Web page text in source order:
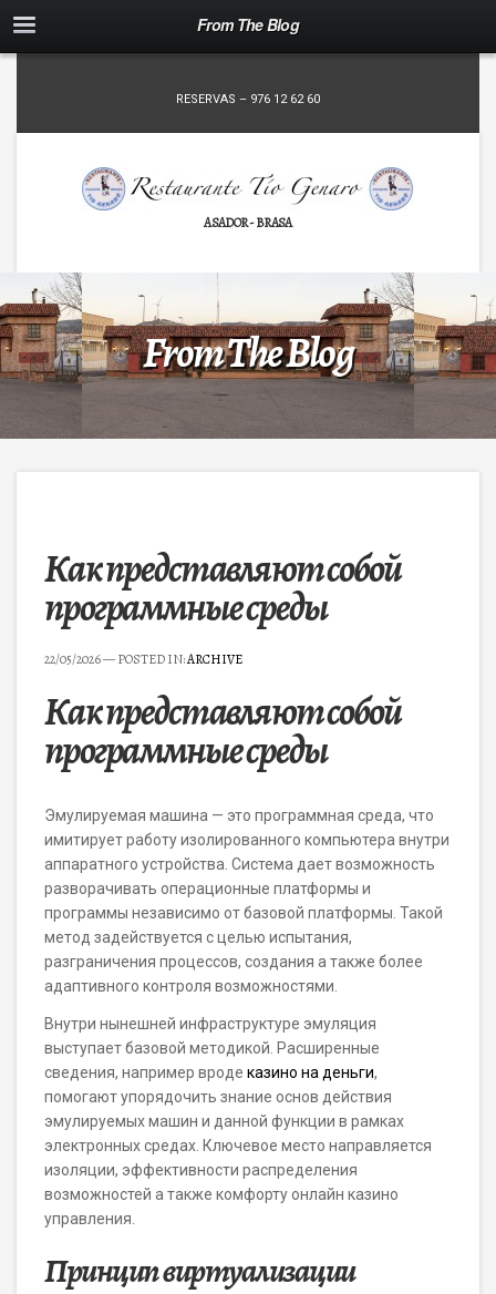
From The Blog
RESERVAS – 976 12 62 60
ASADOR - BRASA
From The Blog
Как представляют собой
программные среды
22/05/2026— POSTED IN:ARCHIVE
Как представляют собой
программные среды
Эмулируемая машина — это программная среда, что
имитирует работу изолированного компьютера внутри
аппаратного устройства. Система дает возможность
разворачивать операционные платформы и
программы независимо от базовой платформы. Такой
метод задействуется с целью испытания,
разграничения процессов, создания а также более
адаптивного контроля возможностями.
Внутри нынешней инфраструктуре эмуляция
выступает базовой методикой. Расширенные
сведения, например вроде казино на деньги,
помогают упорядочить знание основ действия
эмулируемых машин и данной функции в рамках
электронных средах. Ключевое место направляется
изоляции, эффективности распределения
возможностей а также комфорту онлайн казино
управления.
Принцип виртуализации